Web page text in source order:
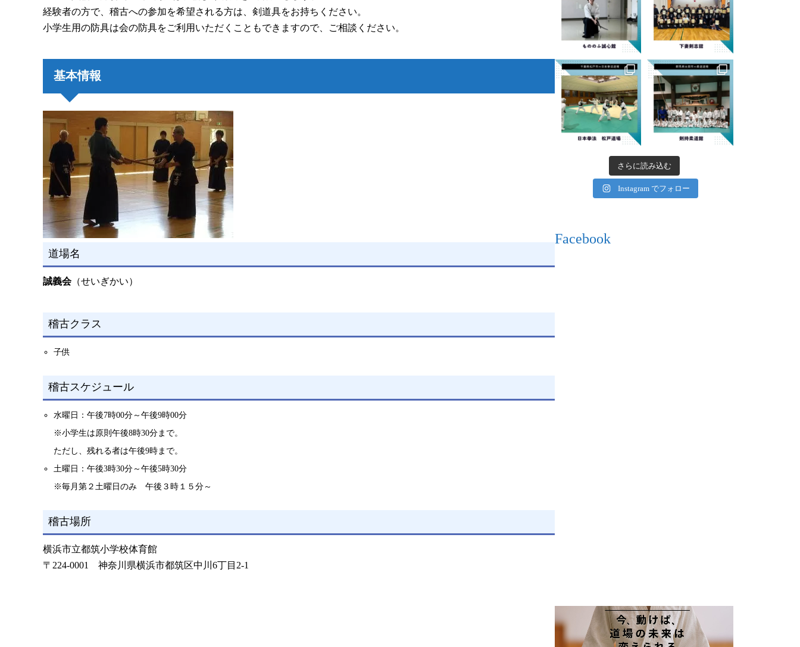
経験者の方で、稽古への参加を希望される方は、剣道具をお持ちください。
小学生用の防具は会の防具をご利用いただくこともできますので、ご相談ください。
基本情報
道場名
誠義会（せいぎかい）
稽古クラス
子供
稽古スケジュール
水曜日：午後7時00分～午後9時00分
※小学生は原則午後8時30分まで。
ただし、残れる者は午後9時まで。
土曜日：午後3時30分～午後5時30分
※毎月第２土曜日のみ 午後３時１５分～
稽古場所
横浜市立都筑小学校体育館
〒224-0001 神奈川県横浜市都筑区中川6丁目2-1
さらに読み込む
Instagram でフォロー
Facebook